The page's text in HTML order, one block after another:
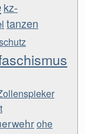
kz-
tanzen
ohe